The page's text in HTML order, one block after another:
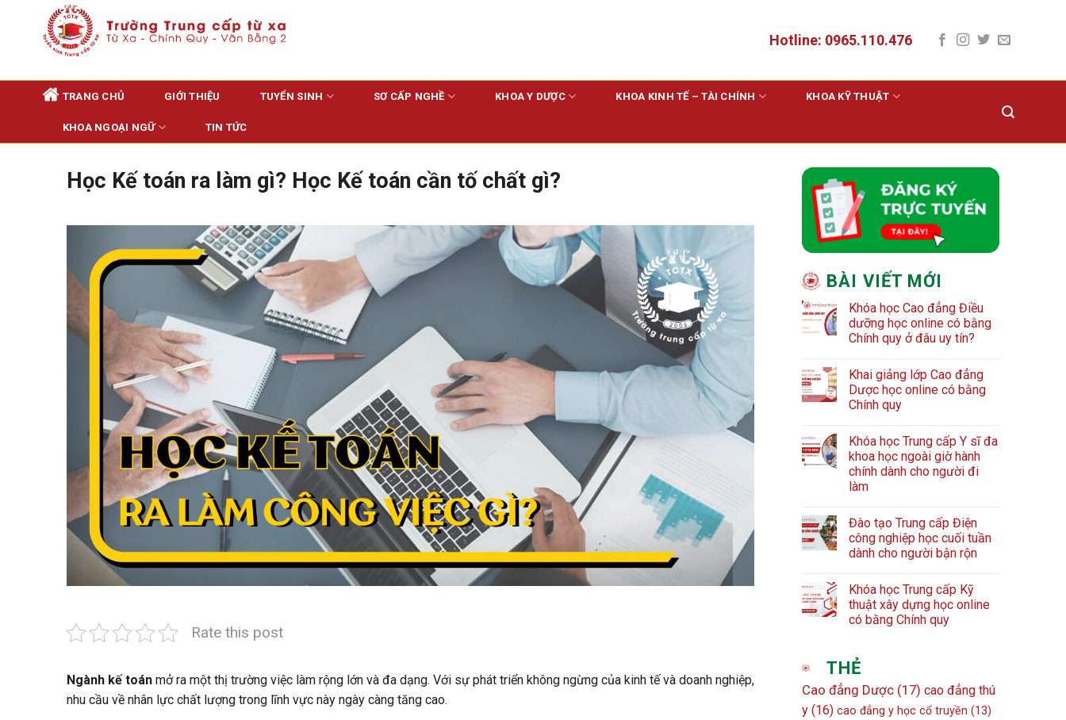
Hotline: 0965.110.476
TRANG CHỦ GIỚI THIỆU TUYỂN SINH SƠ CẤP NGHỀ KHOA Y DƯỢC KHOA KINH TẾ – TÀI CHÍNH KHOA KỸ THUẬT
KHOA NGOẠI NGỮ TIN TỨC
Học Kế toán ra làm gì? Học Kế toán cần tố chất gì?
Rate this post
Ngành kế toánmở ra một thị trường việc làm rộng lớn và đa dạng. Với sự phát triển không ngừng của kinh tế và doanh nghiệp,
nhu cầu về nhân lực chất lượng trong lĩnh vực này ngày càng tăng cao.
BÀI VIẾT MỚI
Khóa học Cao đẳng Điều
dưỡng học online có bằng
Chính quy ở đâu uy tín?
Khai giảng lớp Cao đẳng
Dược học online có bằng
Chính quy
Khóa học Trung cấp Y sĩ đa
khoa học ngoài giờ hành
chính dành cho người đi
làm
Đào tạo Trung cấp Điện
công nghiệp học cuối tuần
dành cho người bận rộn
Khóa học Trung cấp Kỹ
thuật xây dựng học online
có bằng Chính quy
THẺ
Cao đẳng Dược (17) cao đẳng thú
y (16) cao đẳng y học cổ truyền (13)